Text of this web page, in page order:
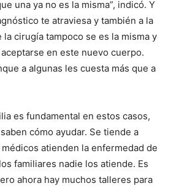
una ya no es la misma”, indicó. Y
te atraviesa y también a la
la cirugía tampoco se es la misma y
en este nuevo cuerpo.
a algunas les cuesta más que a
es fundamental en estos casos,
cómo ayudar. Se tiende a
atienden la enfermedad de
familiares nadie los atiende. Es
ahora hay muchos talleres para